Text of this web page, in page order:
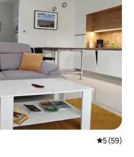
5 ud af 5 i
5 (59)